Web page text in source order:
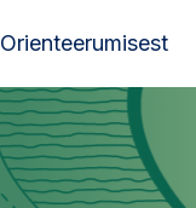
Orienteerumisest